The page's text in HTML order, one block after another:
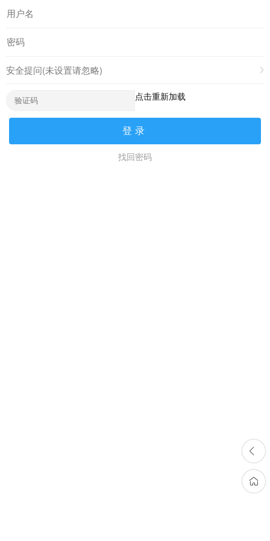
安全提问(未设置请忽略)
点击重新加载
登录
找回密码